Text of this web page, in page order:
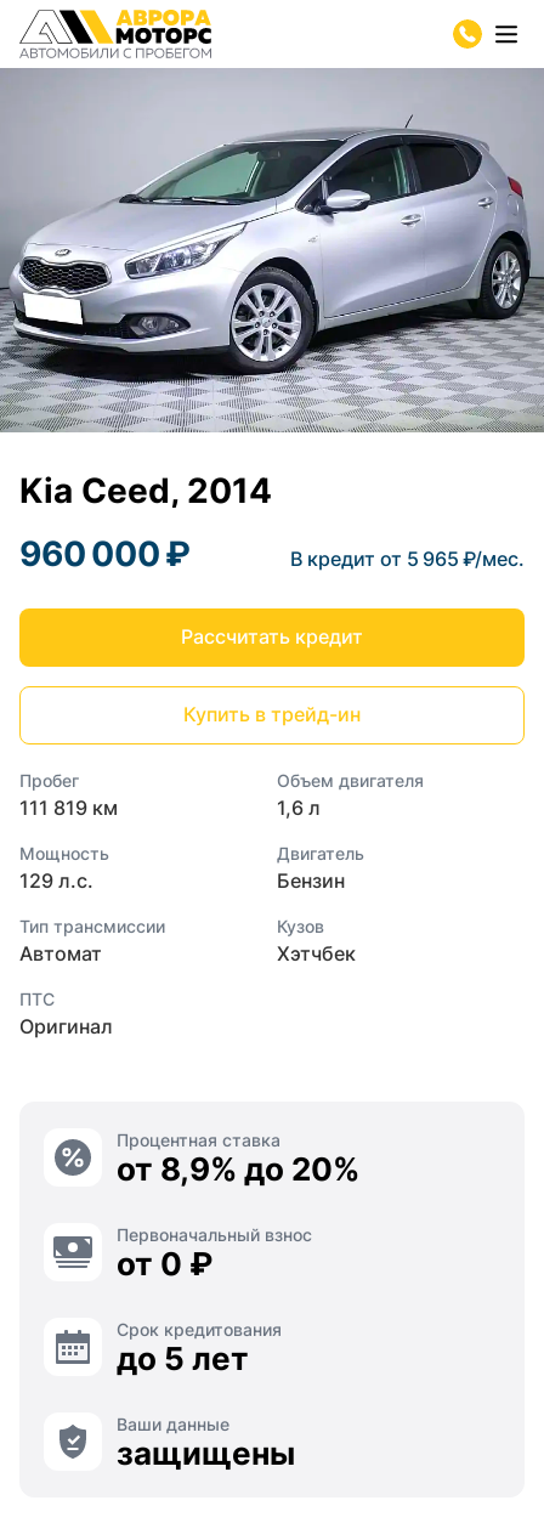
Kia Ceed, 2014
960 000 ₽
В кредит от 5 965 ₽/мес.
Рассчитать кредит
Купить в трейд-ин
Пробег
111 819 км
Объем двигателя
1,6 л
Мощность
129 л.с.
Двигатель
Бензин
Тип трансмиссии
Автомат
Кузов
Хэтчбек
ПТС
Оригинал
Процентная ставка
от 8,9% до 20%
Первоначальный взнос
от 0 ₽
Срок кредитования
до 5 лет
Ваши данные
защищены